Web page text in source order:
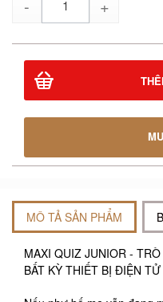
lượng
MÔ TẢ SẢN PHẨM
MAXI QUIZ JUNIOR -
BẤT KỲ THIẾT BỊ ĐIỆN